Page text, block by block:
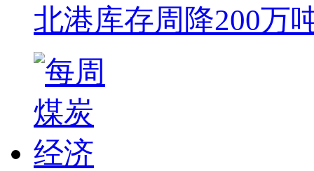
北港库存周降200万